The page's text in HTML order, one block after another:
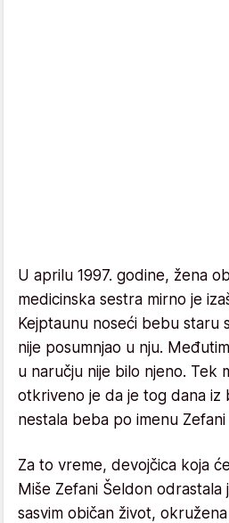
U aprilu 1997. godine, žena
medicinska sestra mirno je
Kejptaunu noseći bebu staru
nije posumnjao u nju.
u naručju nije bilo njeno. Tek
otkriveno je da je tog dana iz
nestala beba po imenu Zefani
Za to vreme, devojčica koja
Miše Zefani Šeldon odrastala
sasvim običan život,